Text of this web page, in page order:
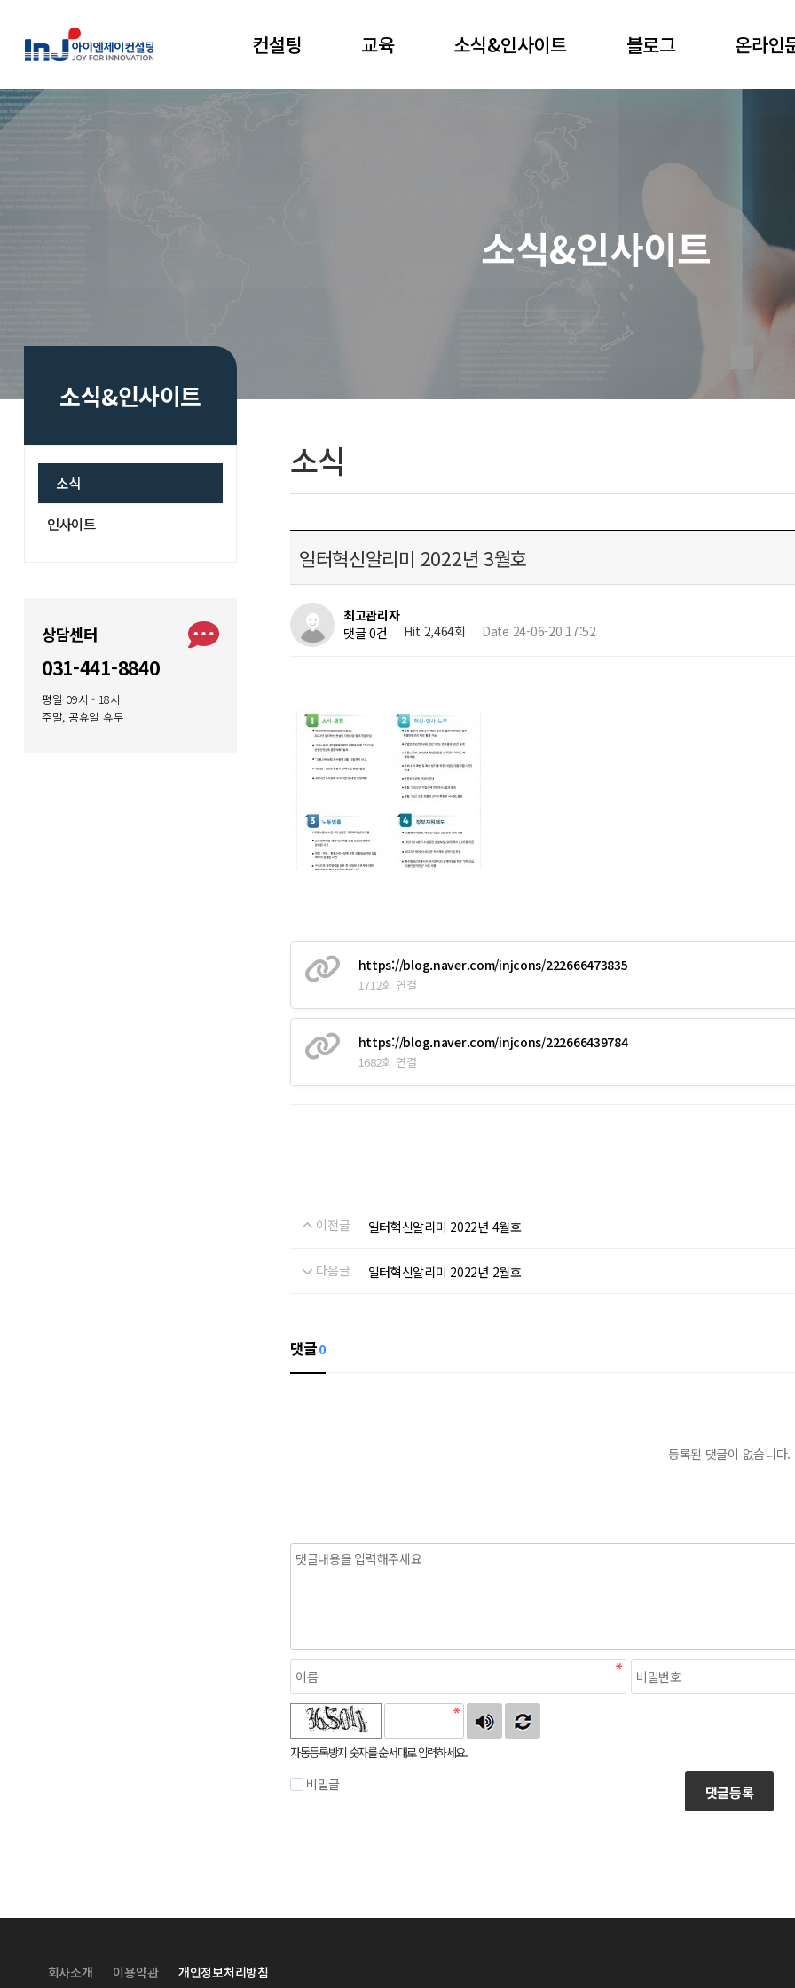
컨설팅 교육 소식&인사이트 블로그 온라인
소식&인사이트
소식&인사이트
소식
인사이트
상담센터
031-441-8840
평일 09시 - 18시
주말, 공휴일 휴무
소식
일터혁신알리미 2022년 3월호
최고관리자
댓글 0건
Hit 2,464회 Date 24-06-20 17:52
https://blog.naver.com/injcons/222666473835
1712회 연결
https://blog.naver.com/injcons/222666439784
1682회 연결
이전글 일터혁신알리미 2022년 4월호
다음글 일터혁신알리미 2022년 2월호
댓글0
등록된 댓글이 없습니다.
자동등록방지 숫자를 순서대로 입력하세요.
비밀글 댓글등록
회사소개 이용약관 개인정보처리방침